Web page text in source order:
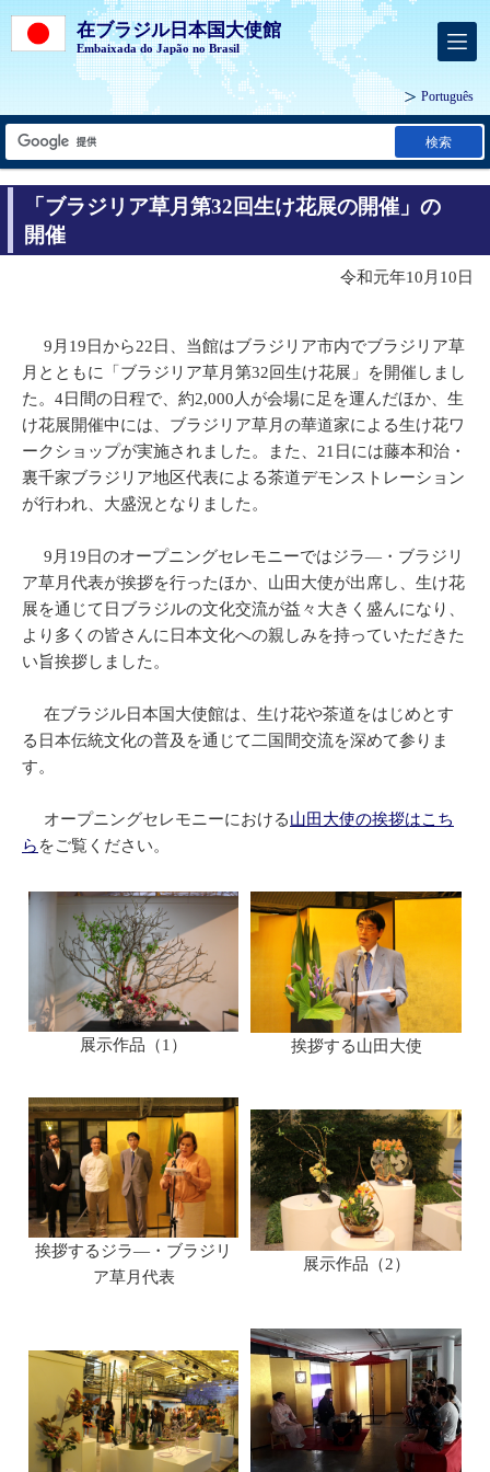
在ブラジル日本国大使館
Embaixada do Japão no Brasil
Português
検索
「ブラジリア草月第32回生け花展の開催」の
開催
令和元年10月10日
9月19日から22日、当館はブラジリア市内でブラジリア草
月とともに「ブラジリア草月第32回生け花展」を開催しまし
た。4日間の日程で、約2,000人が会場に足を運んだほか、生
け花展開催中には、ブラジリア草月の華道家による生け花ワ
ークショップが実施されました。また、21日には藤本和治・
裏千家ブラジリア地区代表による茶道デモンストレーション
が行われ、大盛況となりました。
9月19日のオープニングセレモニーではジラ―・ブラジリ
ア草月代表が挨拶を行ったほか、山田大使が出席し、生け花
展を通じて日ブラジルの文化交流が益々大きく盛んになり、
より多くの皆さんに日本文化への親しみを持っていただきた
い旨挨拶しました。
在ブラジル日本国大使館は、生け花や茶道をはじめとす
る日本伝統文化の普及を通じて二国間交流を深めて参りま
す。
オープニングセレモニーにおける山田大使の挨拶はこち
ら をご覧ください。
展示作品（1） 挨拶する山田大使
挨拶するジラ―・ブラジリ
ア草月代表
展示作品（2）